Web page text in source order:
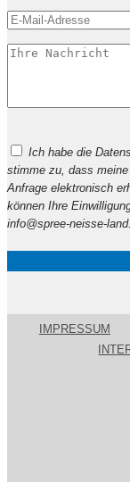
lasse
Feld
leer.
Ich habe die
stimme zu, dass
Anfrage elektronisch
können Ihre
info@spree-neisse-
IMPRESSUM